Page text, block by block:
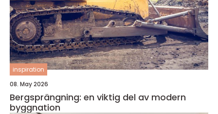
inspiration
08. May 2026
Bergsprängning: en viktig del av modern
byggnation